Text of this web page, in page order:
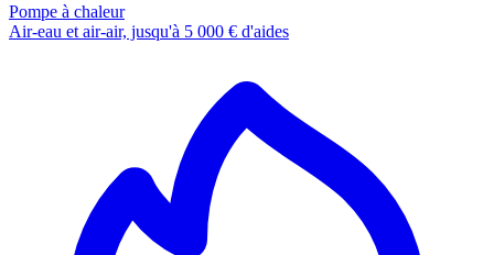
Pompe à chaleur
Air-eau et air-air, jusqu'à 5 000 € d'aides